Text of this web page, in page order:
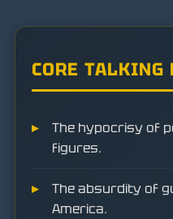
CORE TALKING
The hypocrisy of
figures.
The absurdity of
America.